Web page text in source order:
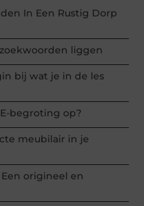
In Een Rustig Dorp
liggen
bij wat je in de les
begroting op?
meubilair in je
origineel en